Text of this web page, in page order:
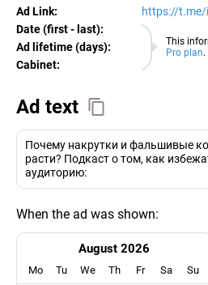
Ad Link: https://t.me/
This
Pro plan.
Date (first - last):
08.08.2026
Ad lifetime (days):
Cabinet:
EURO
Ad text
Почему накрутки и фальшивые
расти? Подкаст о том, как
аудиторию:
When the ad was shown:
August 2026
Mo Tu We Th Fr Sa Su